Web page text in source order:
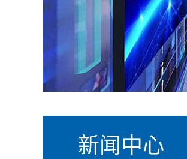
管理团队
权属企业
发展大事记
新闻中心